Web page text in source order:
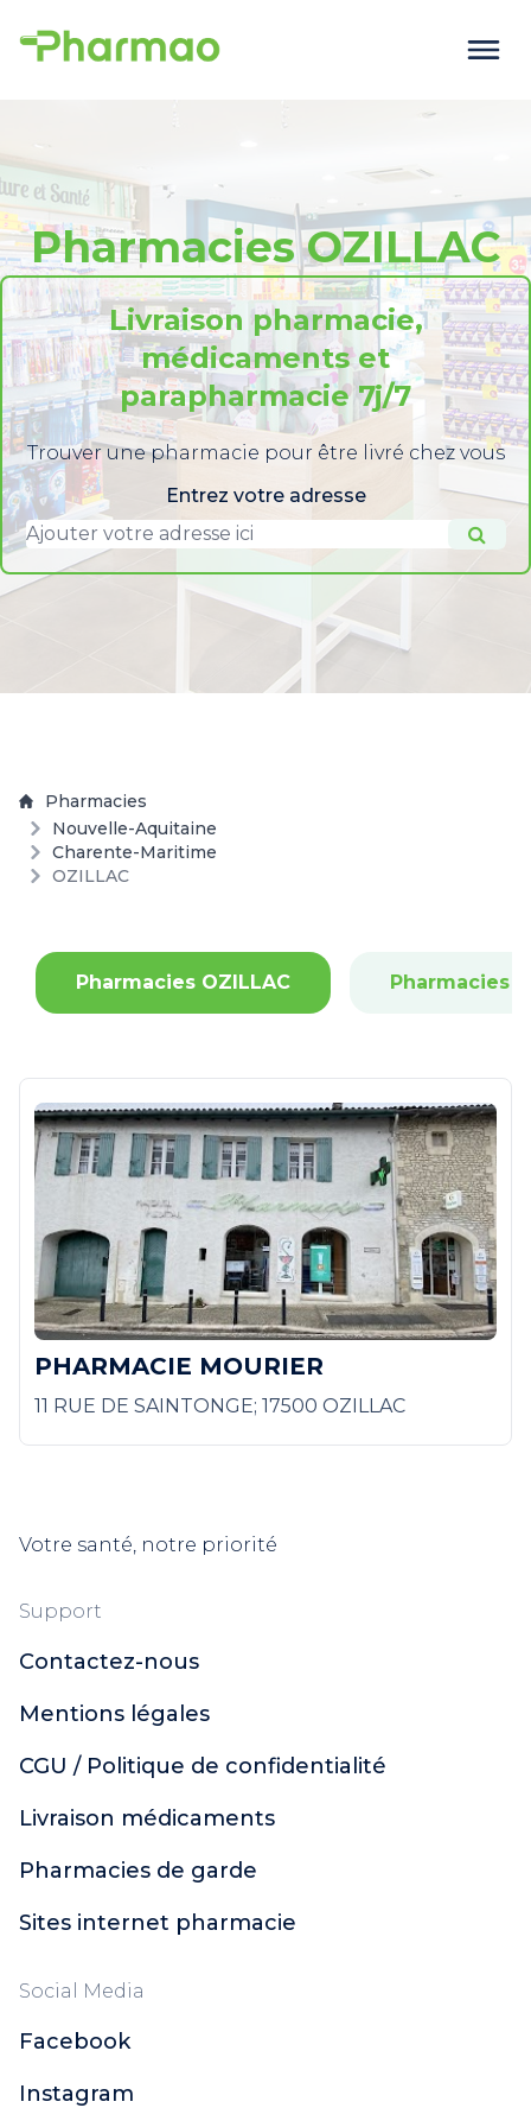
Pharmacies OZILLAC
Livraison pharmacie,
médicaments et
parapharmacie 7j/7
Trouver une pharmacie pour être livré chez vous
Entrez votre adresse
Pharmacies
Nouvelle-Aquitaine
Charente-Maritime
OZILLAC
Pharmacies OZILLAC Pharmacies
PHARMACIE MOURIER
11 RUE DE SAINTONGE; 17500 OZILLAC
Votre santé, notre priorité
Support
Contactez-nous
Mentions légales
CGU / Politique de confidentialité
Livraison médicaments
Pharmacies de garde
Sites internet pharmacie
Social Media
Facebook
Instagram